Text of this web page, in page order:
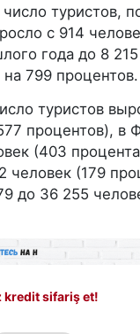
число туристов,
с 914
года до 8
799 процентов.
туристов
процентов), в
(403
человек (179
до 36 255
kredit sifariş et!